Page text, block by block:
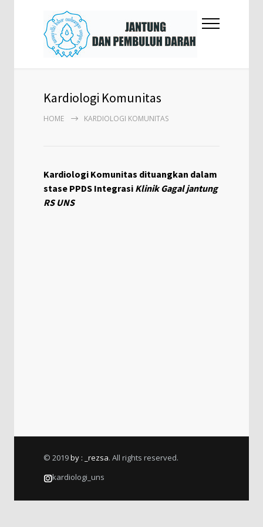
Kardiologi Komunitas
HOME KARDIOLOGI KOMUNITAS
Kardiologi Komunitas dituangkan dalam
stase PPDS Integrasi Klinik Gagal jantung
RS UNS
© 2019by : _rezsa. All rights reserved.
kardiologi_uns